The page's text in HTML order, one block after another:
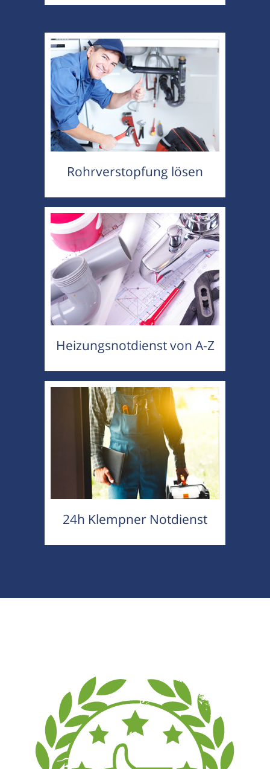
Rohrverstopfung lösen
Heizungsnotdienst von A-Z
24h Klempner Notdienst